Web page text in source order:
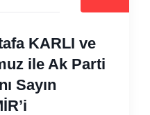
KARLI ve
ile Ak Parti
Sayın